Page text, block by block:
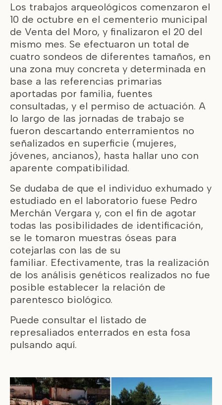
Los trabajos arqueológicos comenzaron el
10 de octubre en el cementerio municipal
de Venta del Moro, y finalizaron el 20 del
mismo mes. Se efectuaron un total de
cuatro sondeos de diferentes tamaños, en
una zona muy concreta y determinada en
base a las referencias primarias
aportadas por familia, fuentes
consultadas, y el permiso de actuación. A
lo largo de las jornadas de trabajo se
fueron descartando enterramientos no
señalizados en superficie (mujeres,
jóvenes, ancianos), hasta hallar uno con
aparente compatibilidad.
Se dudaba de que el individuo exhumado y
estudiado en el laboratorio fuese Pedro
Merchán Vergara y, con el fin de agotar
todas las posibilidades de identificación,
se le tomaron muestras óseas para
cotejarlas con las de su
familiar. Efectivamente, tras la realización
de los análisis genéticos realizados no fue
posible establecer la relación de
parentesco biológico.
Puede consultar el listado de
represaliados enterrados en esta fosa
pulsando aquí.